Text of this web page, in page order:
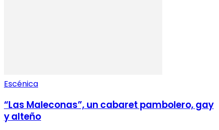
Escénica
“Las Maleconas”, un cabaret pambolero, gay
y alteño